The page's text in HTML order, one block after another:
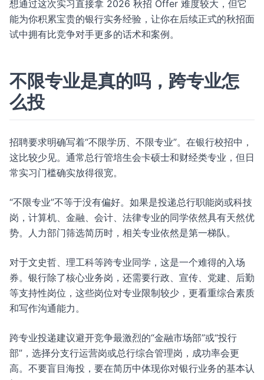
想通过这次实习直接拿 2026 秋招 Offer 难度较大，但它
能为你积累宝贵的银行实务经验，让你在后续正式的秋招面
试中拥有比竞争对手更多的话术和案例。
不限专业是真的吗，跨专业怎
么投
招聘要求明确写着“不限学历、不限专业”。在银行校招中，
这比较少见。通常总行管培生会卡硕士和财经类专业，但日
常实习门槛确实放得很宽。
“不限专业”不等于没有偏好。如果是投递总行职能岗或科技
岗，计算机、金融、会计、法律专业的同学依然具有天然优
势。人力部门筛选简历时，相关专业依然是第一梯队。
对于文史哲、理工科等跨专业同学，这是一个难得的入场
券。银行除了核心业务岗，还需要行政、宣传、党建、后勤
等支持性岗位，这些岗位对专业限制较少，更看重综合素质
和写作沟通能力。
跨专业投递建议避开竞争最激烈的“金融市场部”或“投行
部”，选择分支行运营岗或总行综合管理岗，成功率会更
高。不要盲目海投，要在简历中体现你对银行业务的基本认